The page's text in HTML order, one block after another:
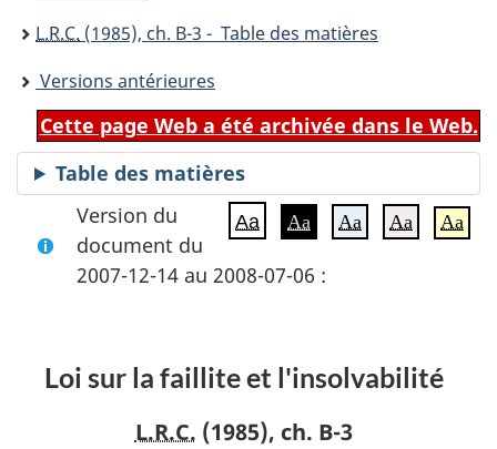
L.R.C. (1985), ch. B-3 - Table des matières
Versions antérieures
Cette page Web a été archivée dans le Web.
Table des matières
Aa Aa Aa Aa Aa
Version du
document du
2007-12-14 au 2008-07-06 :
Loi sur la faillite et l'insolvabilité
L.R.C. (1985), ch. B-3